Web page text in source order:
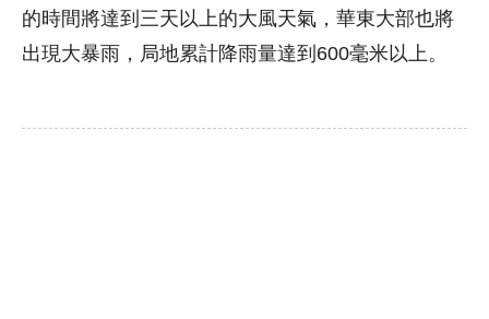
的時間將達到三天以上的大風天氣，華東大部也將
出現大暴雨，局地累計降雨量達到600毫米以上。